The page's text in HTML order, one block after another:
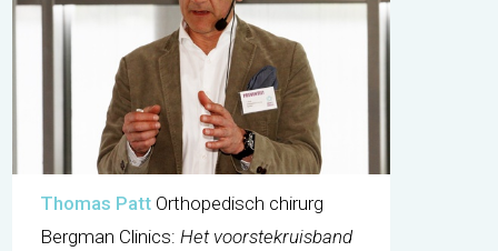
Thomas Patt Orthopedisch chirurg
Bergman Clinics:Het voorstekruisband